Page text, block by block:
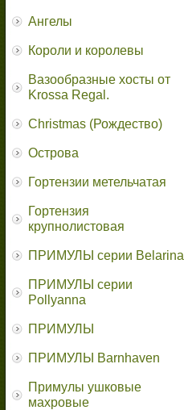
Ангелы
Короли и королевы
Вазообразные хосты от
Krossa Regal.
Christmas (Рождество)
Острова
Гортензии метельчатая
Гортензия
крупнолистовая
ПРИМУЛЫ серии Belarina
ПРИМУЛЫ серии
Pollyanna
ПРИМУЛЫ
ПРИМУЛЫ Barnhaven
Примулы ушковые
махровые